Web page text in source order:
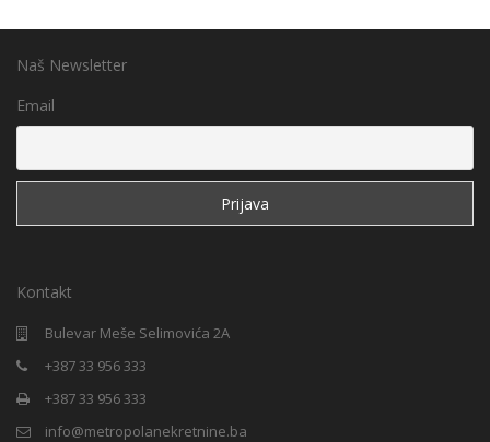
Naš Newsletter
Email
Kontakt
Bulevar Meše Selimovića 2A
+387 33 956 333
+387 33 956 333
info@metropolanekretnine.ba